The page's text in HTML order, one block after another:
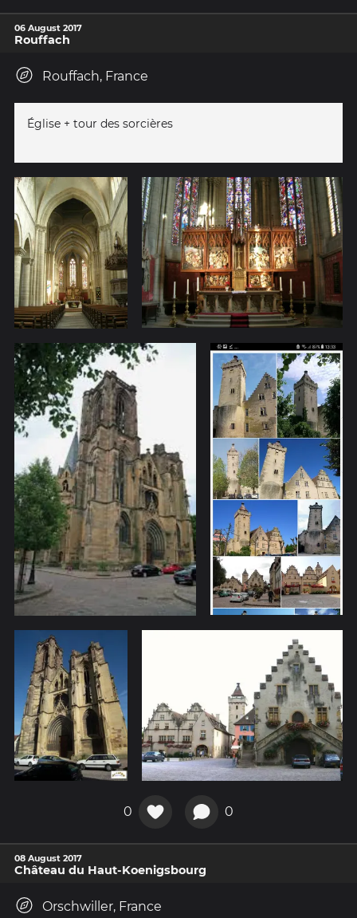
06 August 2017
Rouffach
Rouffach, France
Église + tour des sorcières
0 0
08 August 2017
Château du Haut-Koenigsbourg
Orschwiller, France